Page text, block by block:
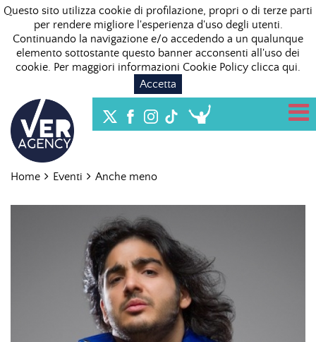
Questo sito utilizza cookie di profilazione, propri o di terze parti
per rendere migliore l'esperienza d'uso degli utenti.
Continuando la navigazione e/o accedendo a un qualunque
elemento sottostante questo banner acconsenti all'uso dei
cookie. Per maggiori informazioni Cookie Policy clicca qui.
Accetta
Home Eventi Anche meno